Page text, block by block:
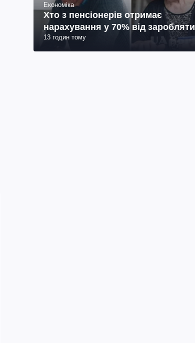
Економіка
Хто з пенсіонерів отримає
нарахування у 70% від заробляти
13 годин тому